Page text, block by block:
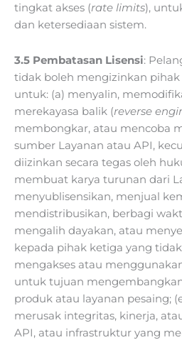
tingkat akses (rate limits),
dan ketersediaan sistem.
3.5 Pembatasan Lisensi:
tidak boleh mengizinkan
untuk: (a) menyalin,
merekayasa balik (reverse
membongkar, atau mencoba
sumber Layanan atau API,
diizinkan secara tegas oleh
membuat karya turunan dari
menyublisensikan, menjual
mendistribusikan, berbagi
mengalih dayakan, atau
kepada pihak ketiga yang
mengakses atau
untuk tujuan
produk atau layanan pesaing;
merusak integritas, kinerja,
API, atau infrastruktur yang